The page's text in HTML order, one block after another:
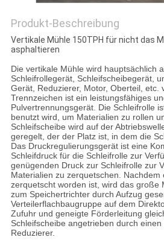
Produkt-Beschreibung
Vertikale Mühle 150TPH für nicht das
asphaltieren
Die vertikale Mühle wird hauptsächlich
Schleifrollegerät, Schleifscheibegerät,
Gerät, Reduzierer, Motor, Oberteil, etc.
Trennzeichen ist ein leistungsfähiges
Pulvertrennungsgerät. Die Schleifrolle
benutzt wird, um Materialien zu rollen
Schleifscheibe wird auf der
geregelt, der der Platz ist, in dem die
Das Druckregulierungsgerät ist eine
Schleifdruck für die Schleifrolle zur
genügenden Druck zur Schleifrolle zur
Materialien zu zerquetschen.
zerquetscht worden ist, wird das große
zum Speichertrichter durch Aufzug
Verteilerflachbaugruppe auf dem
Zufuhr und geneigte Förderleitung
Schleifscheibe angetrieben durch
Reduzierer.